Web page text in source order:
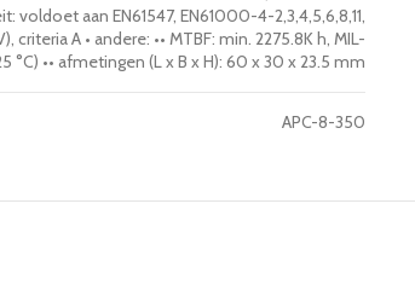
voldoet aan EN61547, EN61000-4-2,3,4,5,6,8,11,
A • andere: •• MTBF: min. 2275.8K h, MIL-
°C) •• afmetingen (L x B x H): 60 x 30 x 23.5 mm
APC-8-350